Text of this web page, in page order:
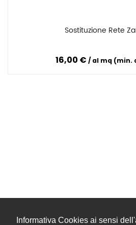
Informativa Cookies ai sensi
Sostituzione Rete
16,00 € al mq (min.
Confronta